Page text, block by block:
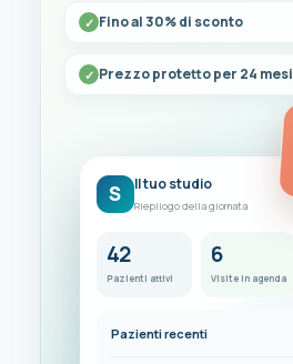
Fino al 30% di sconto
Prezzo protetto per 24 mesi
S Il tuo studio
Riepilogo della giornata
42
Pazienti attivi
6
Visite in agenda
Pazienti recenti